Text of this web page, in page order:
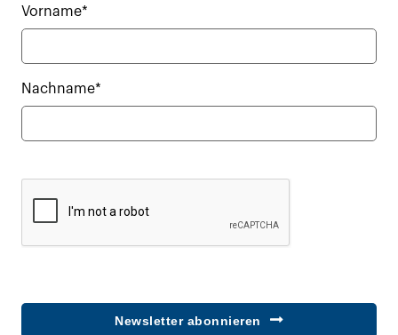
Vorname*
Nachname*
Newsletter abonnieren